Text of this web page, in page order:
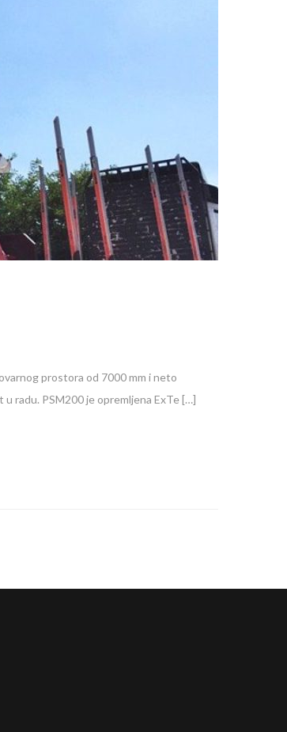
prostora od 7000 mm i neto
radu. PSM200 je opremljena ExTe […]